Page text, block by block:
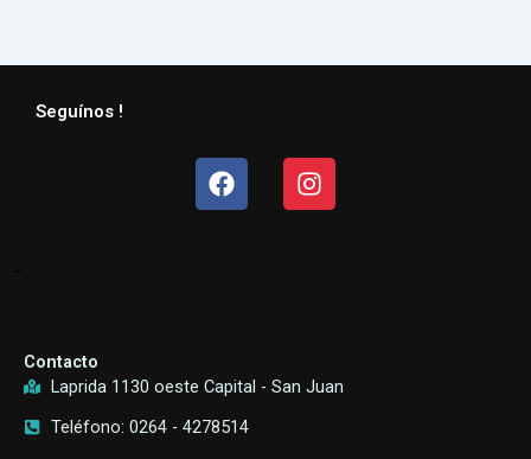
Seguínos !
Contacto
Laprida 1130 oeste Capital - San Juan
Teléfono: 0264 - 4278514